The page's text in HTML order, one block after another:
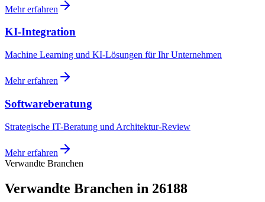
Mehr erfahren
KI-Integration
Machine Learning und KI-Lösungen für Ihr Unternehmen
Mehr erfahren
Softwareberatung
Strategische IT-Beratung und Architektur-Review
Mehr erfahren
Verwandte Branchen
Verwandte Branchen in 26188